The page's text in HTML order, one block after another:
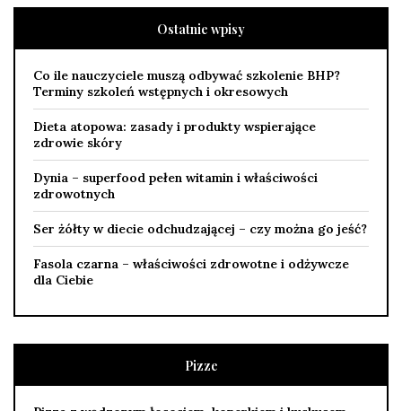
Ostatnie wpisy
Co ile nauczyciele muszą odbywać szkolenie BHP?
Terminy szkoleń wstępnych i okresowych
Dieta atopowa: zasady i produkty wspierające
zdrowie skóry
Dynia – superfood pełen witamin i właściwości
zdrowotnych
Ser żółty w diecie odchudzającej – czy można go jeść?
Fasola czarna – właściwości zdrowotne i odżywcze
dla Ciebie
Pizze